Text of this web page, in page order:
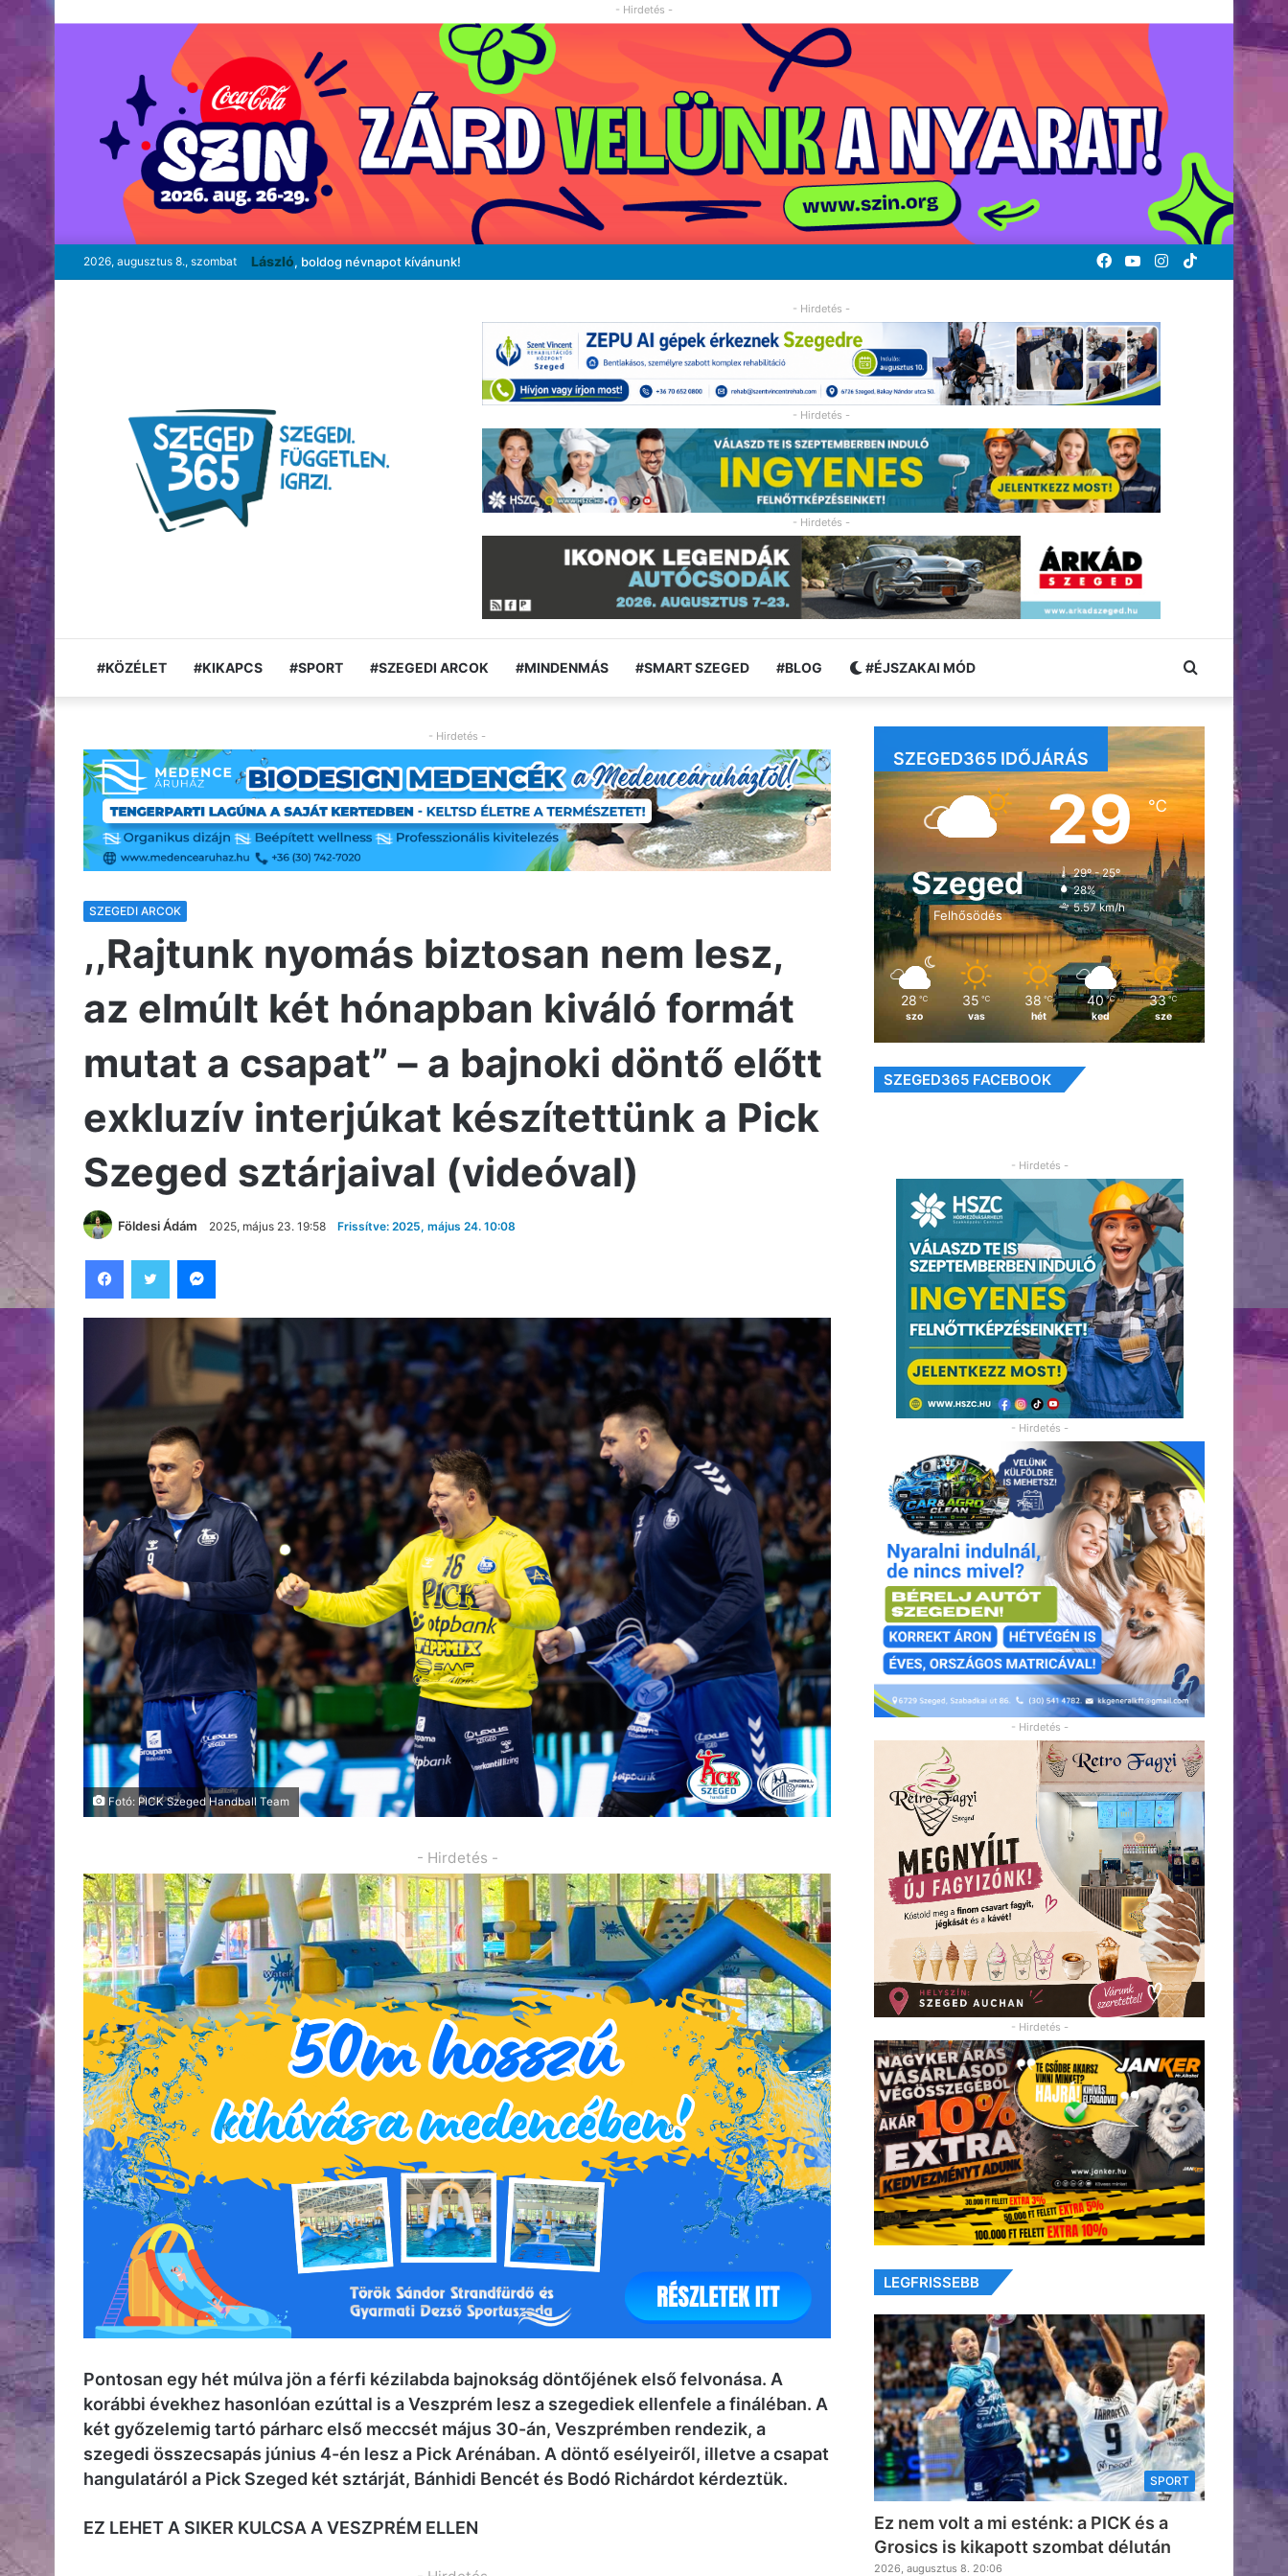
- Hirdetés -
2026, augusztus 8., szombat László, boldog névnapot kívánunk! TikTok
Instagram
YouTube
Facebook
- Hirdetés -
- Hirdetés -
- Hirdetés -
#KÖZÉLET #KIKAPCS #SPORT #SZEGEDI ARCOK #MINDENMÁS #SMART SZEGED #BLOG #ÉJSZAKAI MÓD Keresés:
- Hirdetés -
SZEGEDI ARCOK
,,Rajtunk nyomás biztosan nem lesz,
az elmúlt két hónapban kiváló formát
mutat a csapat” – a bajnoki döntő előtt
exkluzív interjúkat készítettünk a Pick
Szeged sztárjaival (videóval)
Földesi Ádám 2025, május 23. 19:58 Frissítve: 2025, május 24. 10:08
Fotó: PICK Szeged Handball Team
- Hirdetés -
Pontosan egy hét múlva jön a férfi kézilabda bajnokság döntőjének első felvonása. A
korábbi évekhez hasonlóan ezúttal is a Veszprém lesz a szegediek ellenfele a fináléban. A
két győzelemig tartó párharc első meccsét május 30-án, Veszprémben rendezik, a
szegedi összecsapás június 4-én lesz a Pick Arénában. A döntő esélyeiről, illetve a csapat
hangulatáról a Pick Szeged két sztárját, Bánhidi Bencét és Bodó Richárdot kérdeztük.
EZ LEHET A SIKER KULCSA A VESZPRÉM ELLEN
SZEGED365 IDŐJÁRÁS
Szeged
Felhősödés
29℃
29º - 25º
28%
5.57 km/h
28 ℃
szo
35 ℃
vas
38 ℃
hét
40 ℃
ked
33 ℃
sze
SZEGED365 FACEBOOK
- Hirdetés -
- Hirdetés -
- Hirdetés -
- Hirdetés -
LEGFRISSEBB
SPORT
Ez nem volt a mi esténk: a PICK és a
Grosics is kikapott szombat délután
2026, augusztus 8. 20:06